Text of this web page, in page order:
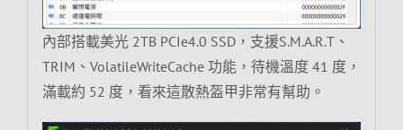
內部搭載美光 2TB PCIe4.0 SSD，支援S.M.A.R.T、
TRIM、VolatileWriteCache 功能，待機溫度 41 度，
滿載約 52 度，看來這散熱盔甲非常有幫助。